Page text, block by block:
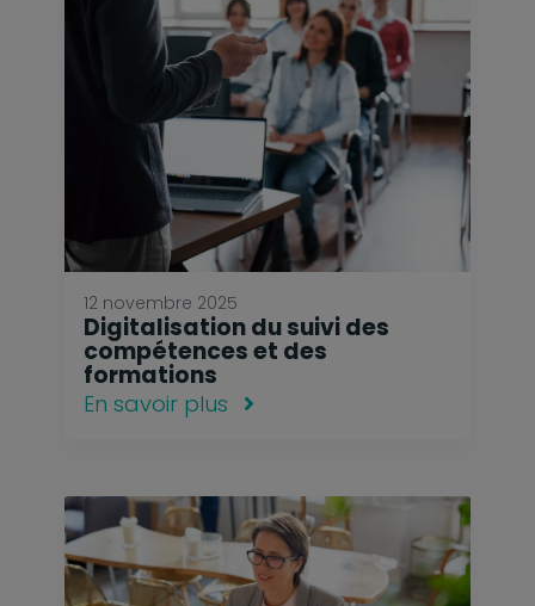
12 novembre 2025
Digitalisation du suivi des
compétences et des
formations
En savoir plus